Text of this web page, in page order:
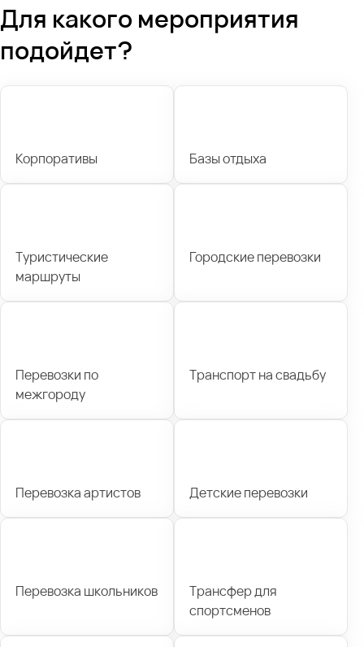
Для какого мероприятия
подойдет?
Корпоративы Базы отдыха
Туристические
маршруты
Городские перевозки
Перевозки по
межгороду
Транспорт на свадьбу
Перевозка артистов Детские перевозки
Перевозка школьников
Трансфер для
спортсменов